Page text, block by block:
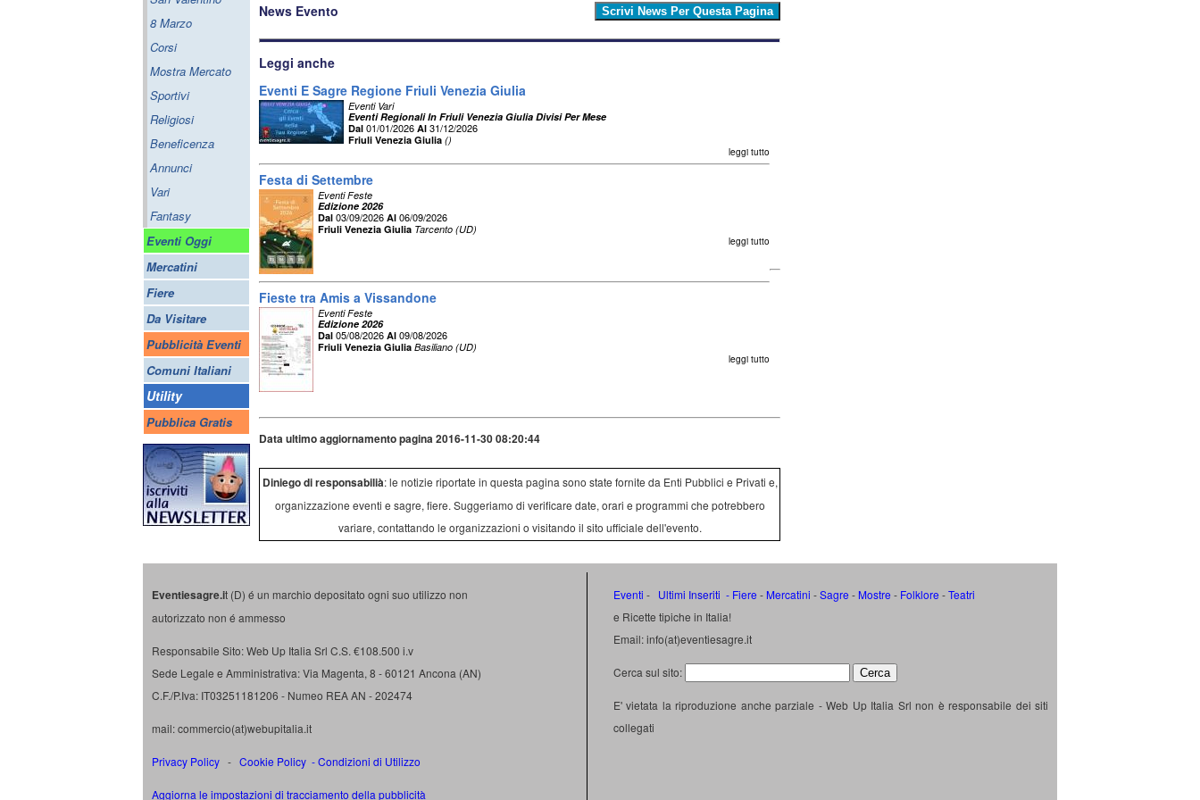
8 Marzo
Corsi
Mostra Mercato
Sportivi
Religiosi
Beneficenza
Annunci
Vari
Fantasy
Eventi Oggi
Mercatini
Fiere
Da Visitare
Pubblicità Eventi
Comuni Italiani
Utility
Pubblica Gratis
News Evento
Leggi anche
Eventi E Sagre Regione Friuli Venezia Giulia
Eventi Vari
Eventi Regionali In Friuli Venezia Giulia Divisi Per Mese
Dal 01/01/2026 Al 31/12/2026
Friuli Venezia Giulia ()
leggi tutto
Festa di Settembre
Eventi Feste
Edizione 2026
Dal 03/09/2026 Al 06/09/2026
Friuli Venezia Giulia Tarcento (UD)
leggi tutto
Fieste tra Amis a Vissandone
Eventi Feste
Edizione 2026
Dal 05/08/2026 Al 09/08/2026
Friuli Venezia Giulia Basiliano (UD)
leggi tutto
Data ultimo aggiornamento pagina 2016-11-30 08:20:44
Diniego di responsabilià: le notizie riportate in questa pagina sono state fornite da Enti Pubblici e Privati e,
organizzazione eventi e sagre, fiere. Suggeriamo di verificare date, orari e programmi che potrebbero
variare, contattando le organizzazioni o visitando il sito ufficiale dell'evento.
Eventiesagre.it (D) é un marchio depositato ogni suo utilizzo non
autorizzato non é ammesso
Responsabile Sito: Web Up Italia Srl C.S. €108.500 i.v
Sede Legale e Amministrativa: Via Magenta, 8 - 60121 Ancona (AN)
C.F./P.Iva: IT03251181206 - Numeo REA AN - 202474
mail: commercio(at)webupitalia.it
Privacy Policy - Cookie Policy -Condizioni di Utilizzo
Aggiorna le impostazioni di tracciamento della pubblicità
Eventi - Ultimi Inseriti - Fiere - Mercatini -Sagre - Mostre - Folklore -Teatri
e Ricette tipiche in Italia!
Email: info(at)eventiesagre.it
Cerca sul sito:
E' vietata la riproduzione anche parziale - Web Up Italia Srl non è responsabile dei siti
collegati